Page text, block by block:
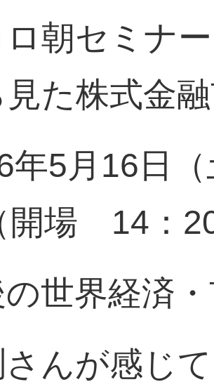
ロ朝セミナ
た株式金
年5月16日
開場 14：
世界経済
んが感じ